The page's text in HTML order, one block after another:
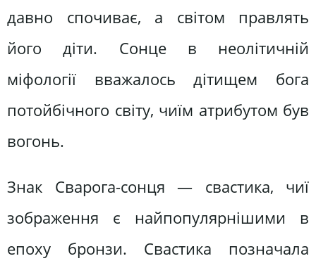
давно спочиває, а світом правлять
його діти. Сонце в неолітичній
міфології вважалось дітищем бога
потойбічного світу, чиїм атрибутом був
вогонь.
Знак Сварога-сонця — свастика, чиї
зображення є найпопулярнішими в
епоху бронзи. Свастика позначала